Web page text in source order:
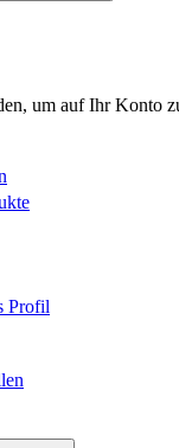
um auf Ihr Konto
Profil